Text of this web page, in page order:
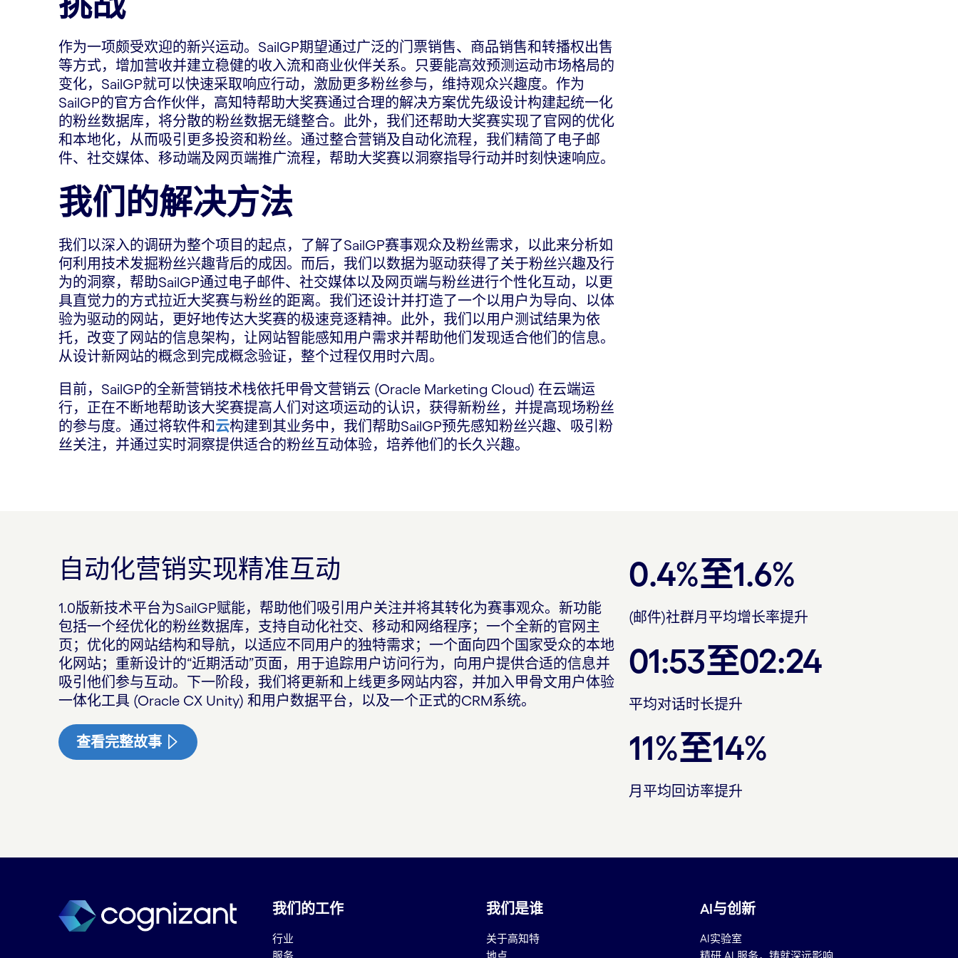
作为一项颇受欢迎的新兴运动。SailGP期望通过广泛的门票销售、商品销售和转播权出售
等方式，增加营收并建立稳健的收入流和商业伙伴关系。只要能高效预测运动市场格局的
变化，SailGP就可以快速采取响应行动，激励更多粉丝参与，维持观众兴趣度。作为
SailGP的官方合作伙伴，高知特帮助大奖赛通过合理的解决方案优先级设计构建起统一化
的粉丝数据库，将分散的粉丝数据无缝整合。此外，我们还帮助大奖赛实现了官网的优化
和本地化，从而吸引更多投资和粉丝。通过整合营销及自动化流程，我们精简了电子邮
件、社交媒体、移动端及网页端推广流程，帮助大奖赛以洞察指导行动并时刻快速响应。
我们的解决方法
我们以深入的调研为整个项目的起点，了解了SailGP赛事观众及粉丝需求，以此来分析如
何利用技术发掘粉丝兴趣背后的成因。而后，我们以数据为驱动获得了关于粉丝兴趣及行
为的洞察，帮助SailGP通过电子邮件、社交媒体以及网页端与粉丝进行个性化互动，以更
具直觉力的方式拉近大奖赛与粉丝的距离。我们还设计并打造了一个以用户为导向、以体
验为驱动的网站，更好地传达大奖赛的极速竞逐精神。此外，我们以用户测试结果为依
托，改变了网站的信息架构，让网站智能感知用户需求并帮助他们发现适合他们的信息。
从设计新网站的概念到完成概念验证，整个过程仅用时六周。
目前，SailGP的全新营销技术栈依托甲骨文营销云 (Oracle Marketing Cloud) 在云端运
行，正在不断地帮助该大奖赛提高人们对这项运动的认识，获得新粉丝，并提高现场粉丝
的参与度。通过将软件和云构建到其业务中，我们帮助SailGP预先感知粉丝兴趣、吸引粉
丝关注，并通过实时洞察提供适合的粉丝互动体验，培养他们的长久兴趣。
自动化营销实现精准互动
1.0版新技术平台为SailGP赋能，帮助他们吸引用户关注并将其转化为赛事观众。新功能
包括一个经优化的粉丝数据库，支持自动化社交、移动和网络程序；一个全新的官网主
页；优化的网站结构和导航，以适应不同用户的独特需求；一个面向四个国家受众的本地
化网站；重新设计的“近期活动”页面，用于追踪用户访问行为，向用户提供合适的信息并
吸引他们参与互动。下一阶段，我们将更新和上线更多网站内容，并加入甲骨文用户体验
一体化工具 (Oracle CX Unity) 和用户数据平台，以及一个正式的CRM系统。
查看完整故事
0.4%至1.6%
(邮件)社群月平均增长率提升
01:53至02:24
平均对话时长提升
11%至14%
月平均回访率提升
我们的工作
行业
服务
我们是谁
关于高知特
地点
AI与创新
AI实验室
精研 AI 服务，铸就深远影响